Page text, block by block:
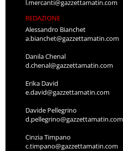
l.mercanti@gazzettamatin.com
REDAZIONE
Alessandro Bianchet
a.bianchet@gazzettamatin.com
Danila Chenal
d.chenal@gazzettamatin.com
Erika David
e.david@gazzettamatin.com
Davide Pellegrino
d.pellegrino@gazzettamatin.com
Cinzia Timpano
c.timpano@gazzettamatin.com